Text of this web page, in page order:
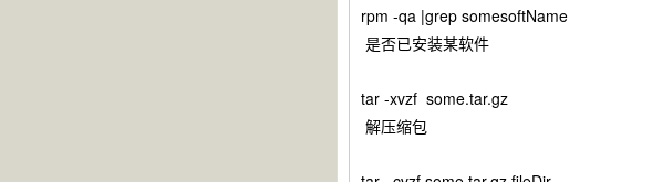
rpm -qa |grep somesoftName
是否已安装某软件
tar -xvzf some.tar.gz
解压缩包